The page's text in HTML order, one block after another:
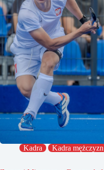
Kadra Kadra mężczyzn